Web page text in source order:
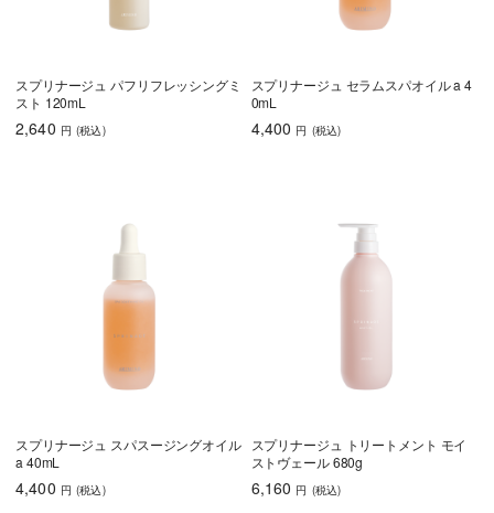
スプリナージュ パフリフレッシングミ
スト 120mL
2,640 円 (税込)
スプリナージュ セラムスパオイル a 4
0mL
4,400 円 (税込)
スプリナージュ スパスージングオイル
a 40mL
4,400 円 (税込)
スプリナージュ トリートメント モイ
ストヴェール 680g
6,160 円 (税込)